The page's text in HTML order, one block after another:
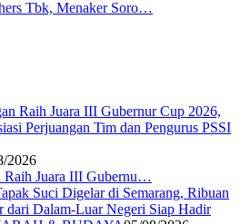
Tbk, Menaker Soro…
2026
Raih Juara III Gubernu…